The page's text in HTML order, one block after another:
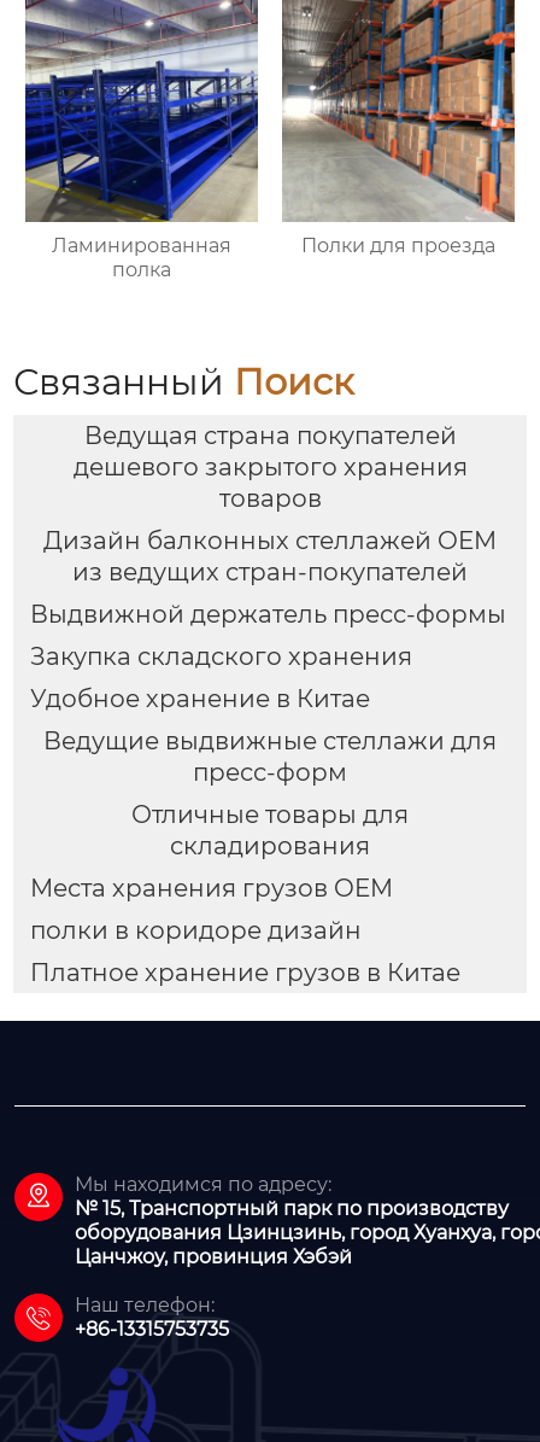
Ламинированная
полка
Полки для проезда
Связанный Поиск
Ведущая страна покупателей
дешевого закрытого хранения
товаров
Дизайн балконных стеллажей OEM
из ведущих стран-покупателей
Выдвижной держатель пресс-формы
Закупка складского хранения
Удобное хранение в Китае
Ведущие выдвижные стеллажи для
пресс-форм
Отличные товары для
складирования
Места хранения грузов OEM
полки в коридоре дизайн
Платное хранение грузов в Китае

Мы находимся по адресу:
№ 15, Транспортный парк по производству
оборудования Цзинцзинь, город Хуанхуа,
Цанчжоу, провинция Хэбэй

Наш телефон:
+86-13315753735